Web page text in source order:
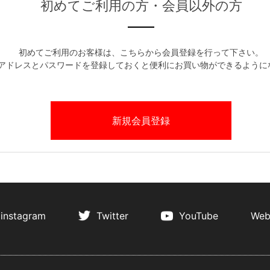
初めてご利用の方・会員以外の方
初めてご利用のお客様は、こちらから会員登録を行って下さい。
ドレスとパスワードを登録しておくと便利にお買い物ができるように
instagram Twitter YouTube